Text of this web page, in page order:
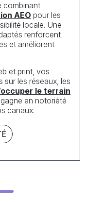
combinant
AEO pour les
locale. Une
renforcent
et améliorent
et print, vos
les réseaux, les
le terrain
en notoriété
canaux.